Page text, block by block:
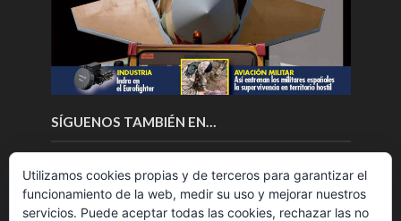
SÍGUENOS TAMBIÉN EN…
Utilizamos cookies propias y de terceros para garantizar el
funcionamiento de la web, medir su uso y mejorar nuestros
servicios. Puede aceptar todas las cookies, rechazar las no